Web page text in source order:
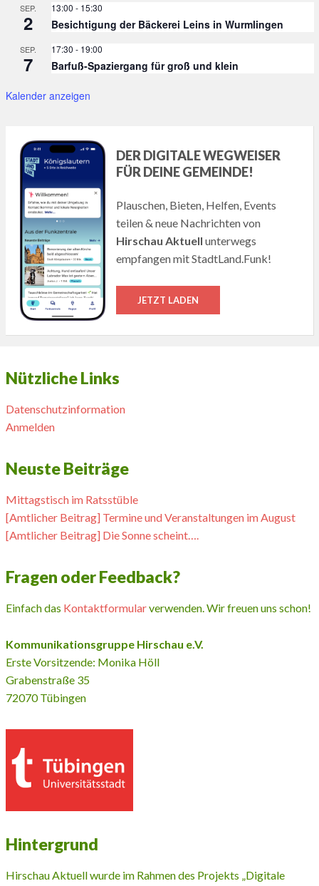
SEP.
2
13:00 - 15:30
Besichtigung der Bäckerei Leins in Wurmlingen
SEP.
7
17:30 - 19:00
Barfuß-Spaziergang für groß und klein
Kalender anzeigen
DER DIGITALE WEGWEISER
FÜR DEINE GEMEINDE!
Plauschen, Bieten, Helfen, Events
teilen & neue Nachrichten von
Hirschau Aktuell unterwegs
empfangen mit StadtLand.Funk!
JETZT LADEN
Nützliche Links
Datenschutzinformation
Anmelden
Neuste Beiträge
Mittagstisch im Ratsstüble
[Amtlicher Beitrag] Termine und Veranstaltungen im August
[Amtlicher Beitrag] Die Sonne scheint….
Fragen oder Feedback?
Einfach das Kontaktformularverwenden. Wir freuen uns schon!
Kommunikationsgruppe Hirschau e.V.
Erste Vorsitzende: Monika Höll
Grabenstraße 35
72070 Tübingen
Hintergrund
Hirschau Aktuell wurde im Rahmen des Projekts „Digitale